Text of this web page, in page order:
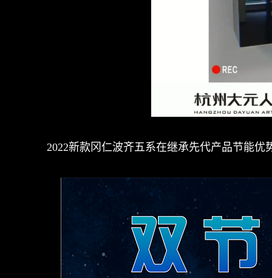
2022新款冈仁波齐五系在继承先代产品节能